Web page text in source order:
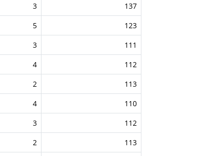
3
137
5
123
3
111
4
112
2
113
4
110
3
112
2 113